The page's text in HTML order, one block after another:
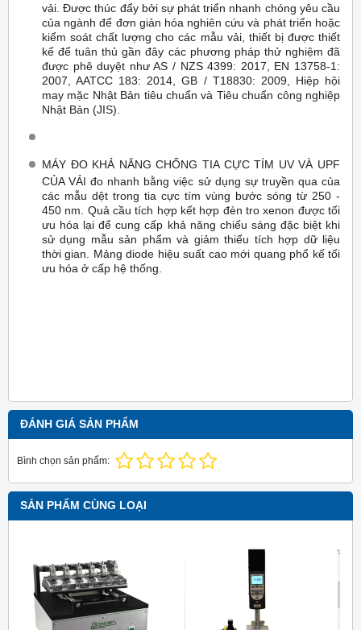
vải. Được thúc đẩy bởi sự phát triển nhanh chóng yêu cầu
của ngành để đơn giản hóa nghiên cứu và phát triển hoặc
kiểm soát chất lượng cho các mẫu vải, thiết bị được thiết
kế để tuân thủ gần đây các phương pháp thử nghiệm đã
được phê duyệt như AS / NZS 4399: 2017, EN 13758-1:
2007, AATCC 183: 2014, GB / T18830: 2009, Hiệp hội
may mặc Nhật Bản tiêu chuẩn và Tiêu chuẩn công nghiệp
Nhật Bản (JIS).
MÁY ĐO KHẢ NĂNG CHỐNG TIA CỰC TÍM UV VÀ UPF
CỦA VẢI đo nhanh bằng việc sử dụng sự truyền qua của
các mẫu dệt trong tia cực tím vùng bước sóng từ 250 -
450 nm. Quả cầu tích hợp kết hợp đèn tro xenon được tối
ưu hóa lại để cung cấp khả năng chiếu sáng đặc biệt khi
sử dụng mẫu sản phẩm và giảm thiểu tích hợp dữ liệu
thời gian. Mảng diode hiệu suất cao mới quang phổ kế tối
ưu hóa ở cấp hệ thống.
ĐÁNH GIÁ SẢN PHẨM
Bình chọn sản phẩm:
SẢN PHẨM CÙNG LOẠI